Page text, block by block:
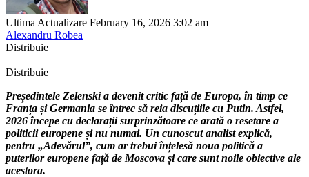
Ultima Actualizare February 16, 2026 3:02 am
Alexandru Robea
Distribuie
Distribuie
Președintele Zelenski a devenit critic față de Europa, în timp ce
Franța și Germania se întrec să reia discuțiile cu Putin. Astfel,
2026 începe cu declarații surprinzătoare ce arată o resetare a
politicii europene și nu numai. Un cunoscut analist explică,
pentru „Adevărul”, cum ar trebui înțelesă noua politică a
puterilor europene față de Moscova și care sunt noile obiective ale
acestora.